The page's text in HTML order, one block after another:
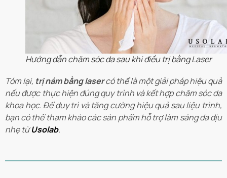
Hướng dẫn chăm sóc da sau khi điều trị bằng Laser
Tóm lại, trị nám bằng lasercó thể là một giải pháp hiệu quả
nếu được thực hiện đúng quy trình và kết hợp chăm sóc da
khoa học. Để duy trì và tăng cường hiệu quả sau liệu trình,
bạn có thể tham khảo các sản phẩm hỗ trợ làm sáng da dịu
nhẹ từUsolab.